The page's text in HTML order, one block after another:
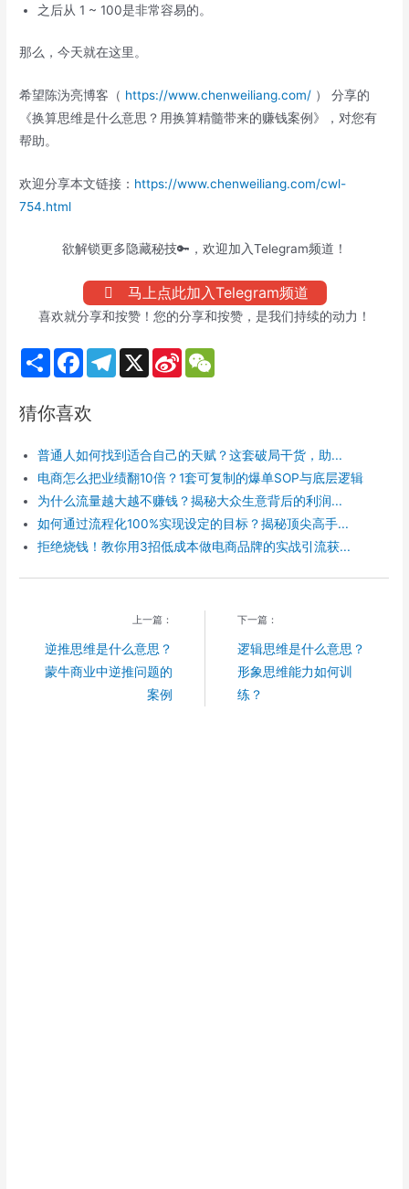
之后从 1 ~ 100是非常容易的。
那么，今天就在这里。
希望陈沩亮博客（ https://www.chenweiliang.com/ ） 分享的
《换算思维是什么意思？用换算精髓带来的赚钱案例》，对您有
帮助。
欢迎分享本文链接： https://www.chenweiliang.com/cwl-
754.html
欲解锁更多隐藏秘技🔑，欢迎加入Telegram频道！
马上点此加入Telegram频道
喜欢就分享和按赞！您的分享和按赞，是我们持续的动力！
S
h
e
F
b
k
T
m
X
S
b
o
猜你喜欢
普通人如何找到适合自己的天赋？这套破局干货，助...
电商怎么把业绩翻10倍？1套可复制的爆单SOP与底层逻辑
为什么流量越大越不赚钱？揭秘大众生意背后的利润...
如何通过流程化100%实现设定的目标？揭秘顶尖高手...
拒绝烧钱！教你用3招低成本做电商品牌的实战引流获...
上一篇：
逆推思维是什么意思？
蒙牛商业中逆推问题的
案例
下一篇：
逻辑思维是什么意思？
形象思维能力如何训
练？